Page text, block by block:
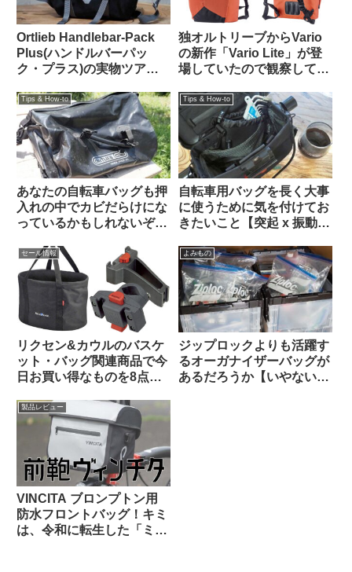
Ortlieb Handlebar-Pack
Plus(ハンドルバーパッ
ク・プラス)の実物ツア
みよう
独オルトリーブからVario
の新作「Vario Lite」が登
場していたので観察してみ
Tips & How-to
あなたの自転車バッグも押
入れの中でカビだらけにな
っているかもしれないぞ
っておきたいメンテナン
ス】
Tips & How-to
自転車用バッグを長く大事
に使うために気を付けてお
きたいこと【突起 x 振動
セール情報
リクセン&カウルのバスケ
ット・バッグ関連商品で今
日お買い得なものを8点ご
よみもの
ジップロックよりも活躍す
るオーガナイザーバッグが
あるだろうか【いやない・
製品レビュー
VINCITA ブロンプトン用
防水フロントバッグ！キミ
は、令和に転生した「ミニ